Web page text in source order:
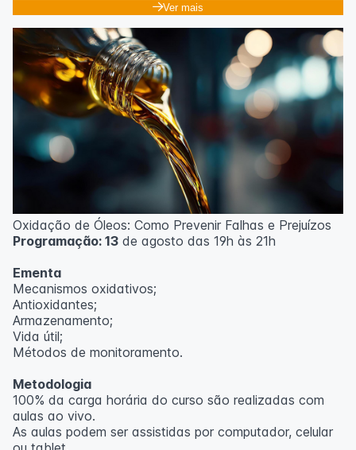
Ver mais
Oxidação de Óleos: Como Prevenir Falhas e Prejuízos
Programação: 13 de agosto das 19h às 21h
Ementa
Mecanismos oxidativos;
Antioxidantes;
Armazenamento;
Vida útil;
Métodos de monitoramento.
Metodologia
100% da carga horária do curso são realizadas com
aulas ao vivo.
As aulas podem ser assistidas por computador, celular